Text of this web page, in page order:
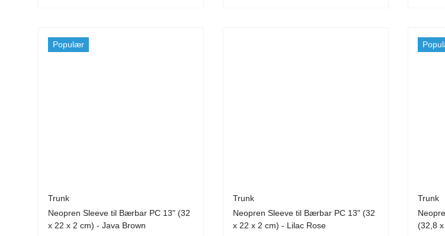
Populær
Trunk
Neopren Sleeve til Bærbar PC 13" (32
x 22 x 2 cm) - Java Brown
Trunk
Neopren Sleeve til Bærbar PC 13" (32
x 22 x 2 cm) - Lilac Rose
Trunk
(32,8